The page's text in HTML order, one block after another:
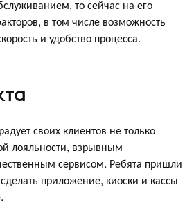
то сейчас на его
в том числе возможность
и удобство процесса.
своих клиентов не только
лояльности, взрывным
сервисом. Ребята пришли
приложение, киоски и кассы